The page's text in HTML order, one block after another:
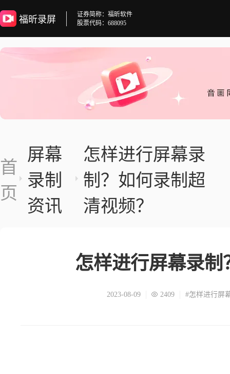
福昕录屏
证券简称：福昕软件
股票代码：688095
首
页
屏幕
录制
资讯
怎样进行屏幕录
制？如何录制超
清视频？
怎样进行屏幕录
2023-08-09 2409 #怎样进行屏